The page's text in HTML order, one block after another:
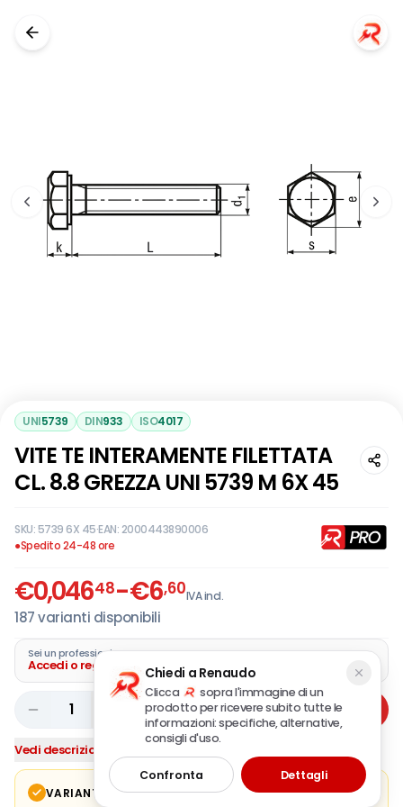
UNI5739 DIN933 ISO4017
VITE TE INTERAMENTE FILETTATA
CL. 8.8 GREZZA UNI 5739 M 6X 45
SKU:5739 6X 45·EAN:2000443890006
●Spedito 24-48 ore
€0,04648-€6,60IVA incl.
187varianti disponibili
Sei un professionista?
Accedi o registra la tua azienda
1 Aggiungi
Vedi descrizione completa
VARIANTE IN CORSO Modifica
Chiedi a Renaudo
Clicca
sopra l'immagine di un
prodotto per ricevere subito tutte le
informazioni: specifiche, alternative,
consigli d'uso.
Confronta Dettagli